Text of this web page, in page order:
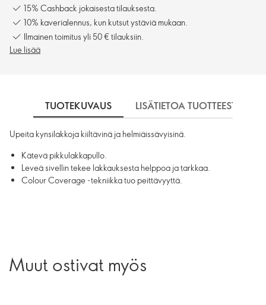
15% Cashback jokaisesta tilauksesta.
10% kaverialennus, kun kutsut ystäviä mukaan.
Ilmainen toimitus yli 50 € tilauksiin.
Lue lisää
TUOTEKUVAUS LISÄTIETOA TUOTTEESTA
Upeita kynsilakkoja kiiltävinä ja helmiäissävyisinä.
Kätevä pikkulakkapullo.
Leveä sivellin tekee lakkauksesta helppoa ja tarkkaa.
Colour Coverage -tekniikka tuo peittävyyttä.
Muut ostivat myös